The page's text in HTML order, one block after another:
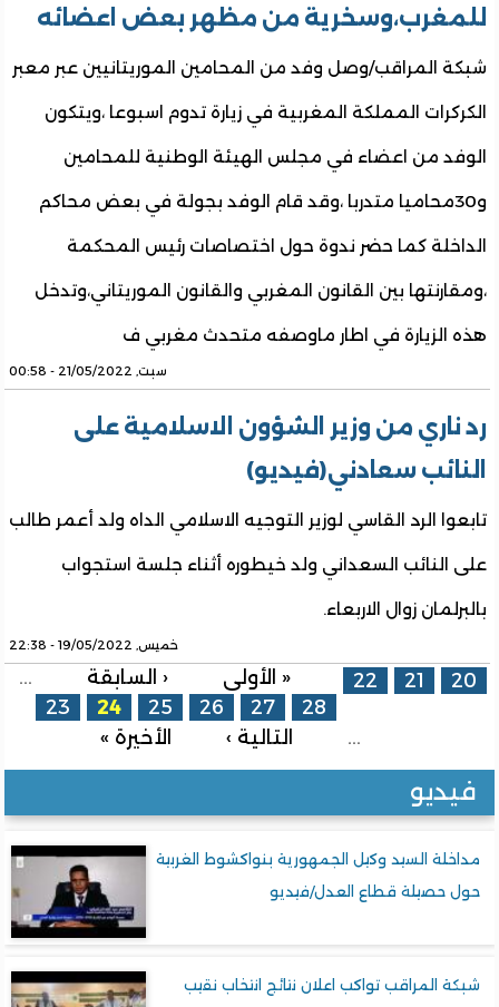
للمغرب،وسخرية من مظهر بعض اعضائه
شبكة المراقب/وصل وفد من المحامين الموريتانيين عبر معبر
الكركرات المملكة المغربية في زيارة تدوم اسبوعا ،ويتكون
الوفد من اعضاء في مجلس الهيئة الوطنية للمحامين
و30محاميا متدربا ،وقد قام الوفد بجولة في بعض محاكم
الداخلة كما حضر ندوة حول اختصاصات رئيس المحكمة
،ومقارنتها بين القانون المغربي والقانون الموريتاني،وتدخل
هذه الزيارة في اطار ماوصفه متحدث مغربي ف
سبت, 21/05/2022 - 00:58
رد ناري من وزير الشؤون الاسلامية على
النائب سعادني(فيديو)
تابعوا الرد القاسي لوزير التوجيه الاسلامي الداه ولد أعمر طالب
على النائب السعداني ولد خيطوره أثناء جلسة استجواب
بالبرلمان زوال الاربعاء.
خميس, 19/05/2022 - 22:38
الصفحات « الأولى ‹ السابقة … 20
21
22
23
24 25 26 27
28
…
التالية › الأخيرة »
فيديو
مداخلة السيد وكيل الجمهورية بنواكشوط الغربية
حول حصيلة قطاع العدل/فيديو
شبكة المراقب تواكب اعلان نتائج انتخاب نقيب